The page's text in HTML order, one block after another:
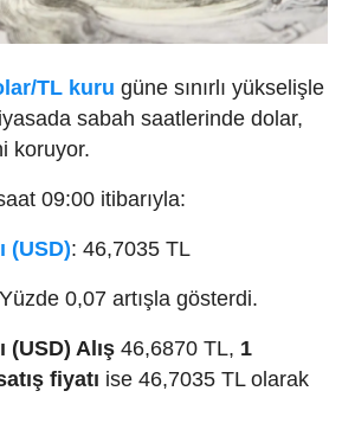
TL kuru güne sınırlı yükselişle
sabah saatlerinde dolar,
koruyor.
09:00 itibarıyla:
(USD): 46,7035 TL
Yüzde 0,07 artışla gösterdi.
(USD) Alış 46,6870 TL, 1
fiyatı ise 46,7035 TL olarak